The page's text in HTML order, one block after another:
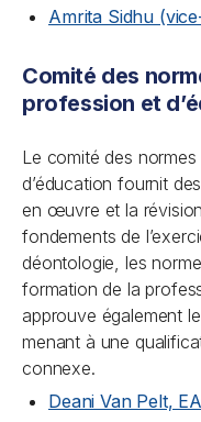
Amrita Sidhu
Comité des
profession et
Le comité des
d’éducation fournit
en œuvre et la
fondements de
déontologie, les
formation de la
approuve également
menant à une
connexe.
Deani Van Pelt,